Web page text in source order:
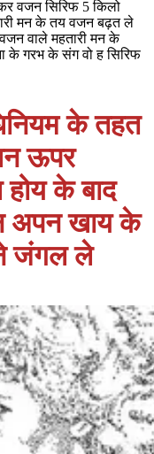
वजन सिरिफ 5 किलो
मन के तय वजन बढ़त ले
वाले महतारी मन के
के गरभ के संग वो ह सिरिफ
के तहत
ऊपर
के बाद
अपन खाय के
जंगल ले